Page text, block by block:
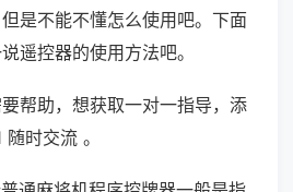
是不能不懂怎么使用吧。下面
遥控器的使用方法吧。
帮助，想获取一对一指导，添
时交流 。